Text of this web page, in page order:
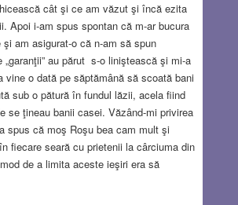
cât şi ce am văzut şi încă ezita
Apoi i-am spus spontan că m-ar bucura
am asigurat-o că n-am să spun
„garanţii” au părut s-o liniştească şi mi-a
vine o dată pe săptămână să scoată bani
sub o pătură în fundul lăzii, acela fiind
se ţineau banii casei. Văzând-mi privirea
spus că moş Roşu bea cam mult şi
fiecare seară cu prietenii la cârciuma din
de a limita aceste ieşiri era să